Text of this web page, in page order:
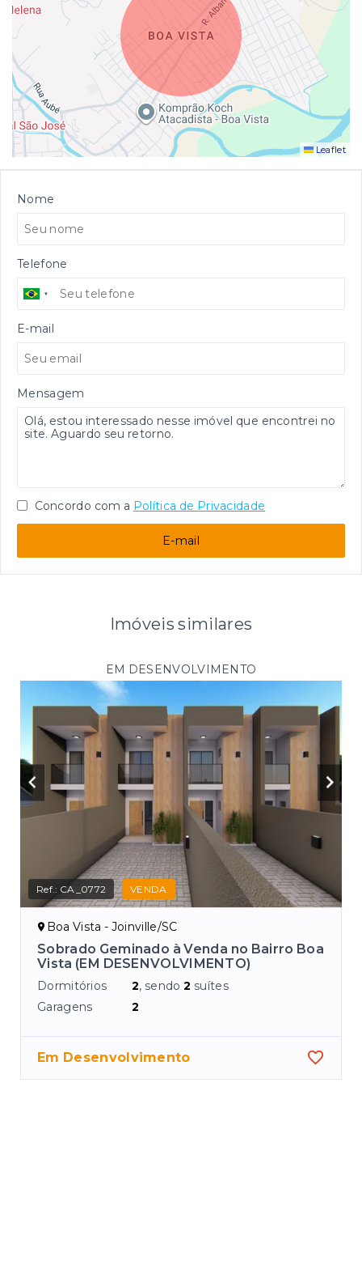
Leaflet
Nome
Telefone
E-mail
Mensagem
Concordo com a Política de Privacidade
E-mail
Imóveis similares
EM DESENVOLVIMENTO
Ref.: CA_0772 VENDA
Boa Vista - Joinville/SC
Sobrado Geminado à Venda no Bairro Boa
Vista (EM DESENVOLVIMENTO)
Dormitórios 2, sendo2 suítes
Garagens
2
Em Desenvolvimento